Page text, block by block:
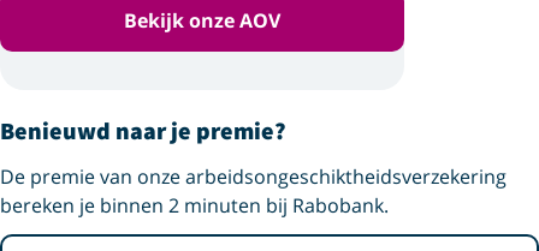
Bekijk onze AOV
Benieuwd naar je premie?
De premie van onze arbeids­ongeschiktheids­verzekering
bereken je binnen 2 minuten bij Rabobank.